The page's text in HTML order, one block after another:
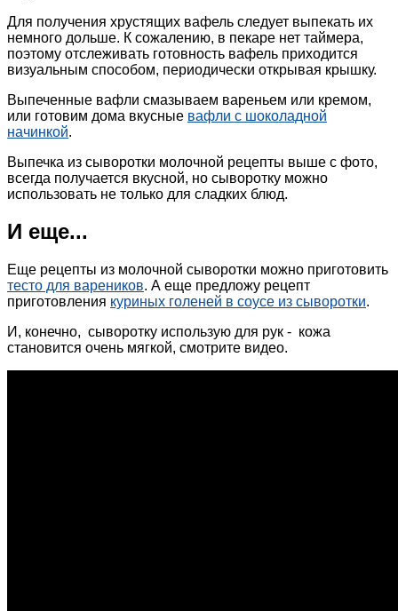
Для получения хрустящих вафель следует выпекать их
немного дольше. К сожалению, в пекаре нет таймера,
поэтому отслеживать готовность вафель приходится
визуальным способом, периодически открывая крышку.
Выпеченные вафли смазываем вареньем или кремом,
или готовим дома вкусные вафли с шоколадной
начинкой.
Выпечка из сыворотки молочной рецепты выше с фото,
всегда получается вкусной, но сыворотку можно
использовать не только для сладких блюд.
И еще...
Еще рецепты из молочной сыворотки можно приготовить
тесто для вареников. А еще предложу рецепт
приготовления куриных голеней в соусе из сыворотки.
И, конечно, сыворотку использую для рук - кожа
становится очень мягкой, смотрите видео.